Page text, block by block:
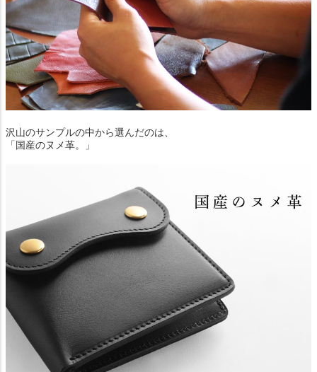
沢山のサンプルの中から選んだのは、
「国産のヌメ革。」